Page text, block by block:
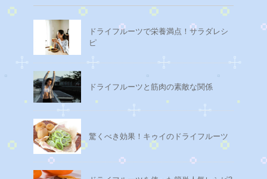
ドライフルーツで栄養満点！サラダレシ
ピ
ドライフルーツと筋肉の素敵な関係
驚くべき効果！キゥイのドライフルーツ